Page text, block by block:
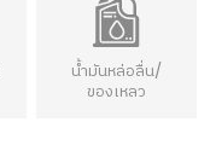
น้ำมันหล่อลื่น/
ของเหลว